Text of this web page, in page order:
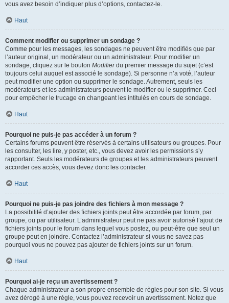
vous avez besoin d’indiquer plus d’options, contactez-le.
Haut
Comment modifier ou supprimer un sondage ?
Comme pour les messages, les sondages ne peuvent être modifiés que par
l’auteur original, un modérateur ou un administrateur. Pour modifier un
sondage, cliquez sur le bouton Modifierdu premier message du sujet (c’est
toujours celui auquel est associé le sondage). Si personne n’a voté, l’auteur
peut modifier une option ou supprimer le sondage. Autrement, seuls les
modérateurs et les administrateurs peuvent le modifier ou le supprimer. Ceci
pour empêcher le trucage en changeant les intitulés en cours de sondage.
Haut
Pourquoi ne puis-je pas accéder à un forum ?
Certains forums peuvent être réservés à certains utilisateurs ou groupes. Pour
les consulter, les lire, y poster, etc., vous devez avoir les permissions s’y
rapportant. Seuls les modérateurs de groupes et les administrateurs peuvent
accorder ces accès, vous devez donc les contacter.
Haut
Pourquoi ne puis-je pas joindre des fichiers à mon message ?
La possibilité d’ajouter des fichiers joints peut être accordée par forum, par
groupe, ou par utilisateur. L’administrateur peut ne pas avoir autorisé l’ajout de
fichiers joints pour le forum dans lequel vous postez, ou peut-être que seul un
groupe peut en joindre. Contactez l’administrateur si vous ne savez pas
pourquoi vous ne pouvez pas ajouter de fichiers joints sur un forum.
Haut
Pourquoi ai-je reçu un avertissement ?
Chaque administrateur a son propre ensemble de règles pour son site. Si vous
avez dérogé à une règle, vous pouvez recevoir un avertissement. Notez que